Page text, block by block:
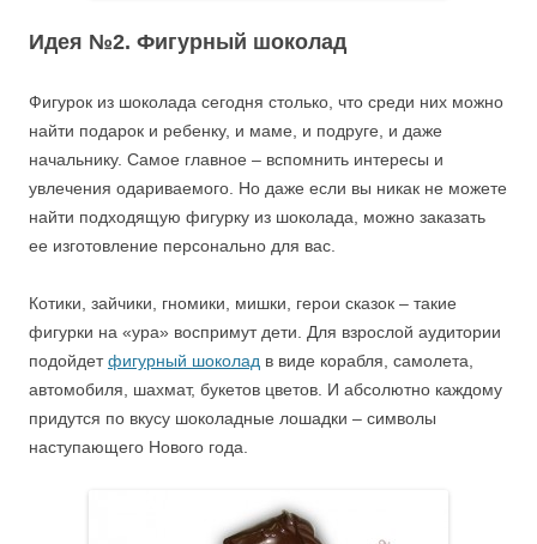
Идея №2. Фигурный шоколад
Фигурок из шоколада сегодня столько, что среди них можно
найти подарок и ребенку, и маме, и подруге, и даже
начальнику. Самое главное – вспомнить интересы и
увлечения одариваемого. Но даже если вы никак не можете
найти подходящую фигурку из шоколада, можно заказать
ее изготовление персонально для вас.
Котики, зайчики, гномики, мишки, герои сказок – такие
фигурки на «ура» воспримут дети. Для взрослой аудитории
подойдетфигурный шоколад в виде корабля, самолета,
автомобиля, шахмат, букетов цветов. И абсолютно каждому
придутся по вкусу шоколадные лошадки – символы
наступающего Нового года.